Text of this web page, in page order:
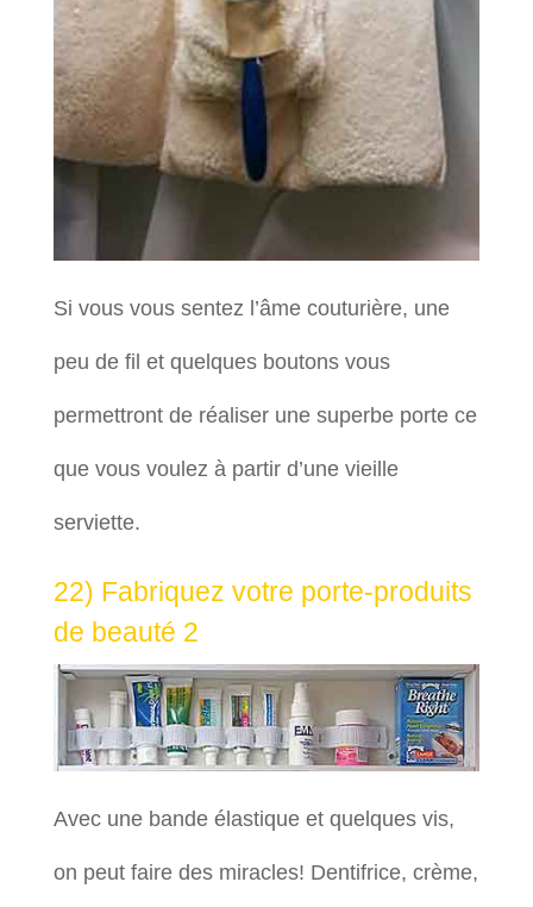
Si vous vous sentez l’âme couturière, une
peu de fil et quelques boutons vous
permettront de réaliser une superbe porte ce
que vous voulez à partir d’une vieille
serviette.
22) Fabriquez votre porte-produits
de beauté 2
Avec une bande élastique et quelques vis,
on peut faire des miracles! Dentifrice, crème,